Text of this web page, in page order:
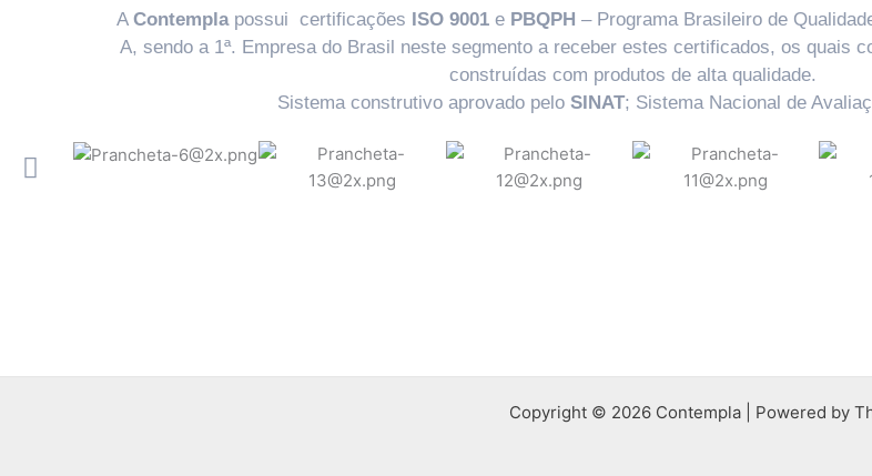
A Contemplapossui certificações ISO 9001e PBQPH – Programa Brasileiro de
A, sendo a 1ª. Empresa do Brasil neste segmento a receber estes certificados, os quais
construídas com produtos de alta qualidade.
Sistema construtivo aprovado pelo SINAT; Sistema Nacional de
Copyright © 2026 Contempla | Powered by